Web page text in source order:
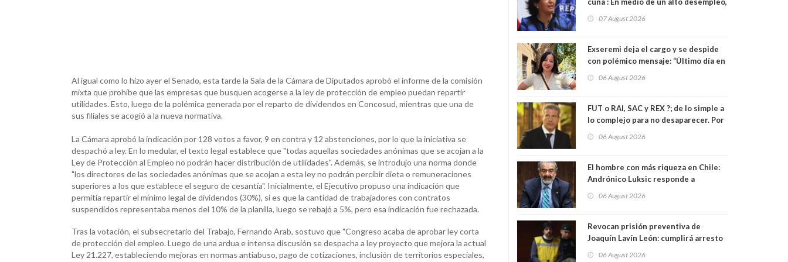
Al igual como lo hizo ayer el Senado, esta tarde la Sala de la Cámara de Diputados aprobó el informe de la comisión
mixta que prohíbe que las empresas que busquen acogerse a la ley de protección de empleo puedan repartir
utilidades. Esto, luego de la polémica generada por el reparto de dividendos en Concosud, mientras que una de
sus filiales se acogió a la nueva normativa.
La Cámara aprobó la indicación por 128 votos a favor, 9 en contra y 12 abstenciones, por lo que la iniciativa se
despachó a ley. En lo medular, el texto legal establece que "todas aquellas sociedades anónimas que se acojan a la
Ley de Protección al Empleo no podrán hacer distribución de utilidades". Además, se introdujo una norma donde
"los directores de las sociedades anónimas que se acojan a esta ley no podrán percibir dieta o remuneraciones
superiores a los que establece el seguro de cesantía". Inicialmente, el Ejecutivo propuso una indicación que
permitía repartir el mínimo legal de dividendos (30%), si es que la cantidad de trabajadores con contratos
suspendidos representaba menos del 10% de la planilla, luego se rebajó a 5%, pero esa indicación fue rechazada.
Tras la votación, el subsecretario del Trabajo, Fernando Arab, sostuvo que "Congreso acaba de aprobar ley corta
de protección del empleo. Luego de una ardua e intensa discusión se despacha a ley proyecto que mejora la actual
Ley 21.227, estableciendo mejoras en normas antiabuso, pago de cotizaciones, inclusión de territorios especiales,
Seguro de Cesantía
07 August 2026
Exseremi deja el cargo y se despide
con polémico mensaje: “Último día en
06 August 2026
FUT o RAI, SAC y REX ?; de lo simple a
lo complejo para no desaparecer. Por
06 August 2026
El hombre con más riqueza en Chile:
Andrónico Luksic responde a
contribuciones: “Voy a seguir
06 August 2026
Revocan prisión preventiva de
Joaquín Lavín León: cumplirá arresto
06 August 2026